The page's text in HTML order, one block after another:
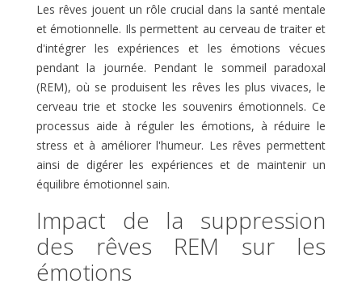
Les rêves jouent un rôle crucial dans la santé mentale
et émotionnelle. Ils permettent au cerveau de traiter et
d'intégrer les expériences et les émotions vécues
pendant la journée. Pendant le sommeil paradoxal
(REM), où se produisent les rêves les plus vivaces, le
cerveau trie et stocke les souvenirs émotionnels. Ce
processus aide à réguler les émotions, à réduire le
stress et à améliorer l'humeur. Les rêves permettent
ainsi de digérer les expériences et de maintenir un
équilibre émotionnel sain.
Impact de la suppression
des rêves REM sur les
émotions